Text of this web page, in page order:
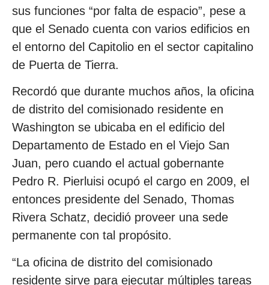
sus funciones “por falta de espacio”, pese a
que el Senado cuenta con varios edificios en
el entorno del Capitolio en el sector capitalino
de Puerta de Tierra.
Recordó que durante muchos años, la oficina
de distrito del comisionado residente en
Washington se ubicaba en el edificio del
Departamento de Estado en el Viejo San
Juan, pero cuando el actual gobernante
Pedro R. Pierluisi ocupó el cargo en 2009, el
entonces presidente del Senado, Thomas
Rivera Schatz, decidió proveer una sede
permanente con tal propósito.
“La oficina de distrito del comisionado
residente sirve para ejecutar múltiples tareas